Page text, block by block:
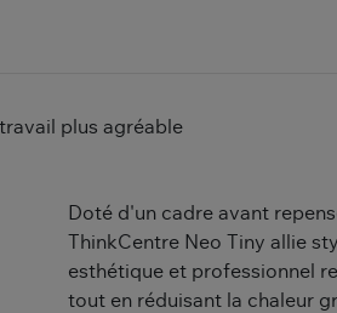
plus agréable
Doté d'un cadre avant
ThinkCentre Neo Tiny allie
esthétique et professionnel
tout en réduisant la chaleur